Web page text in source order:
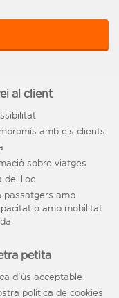
al client
amb els clients
sobre viatges
del lloc
passatgers amb
o amb mobilitat
petita
d'ús acceptable
política de cookies